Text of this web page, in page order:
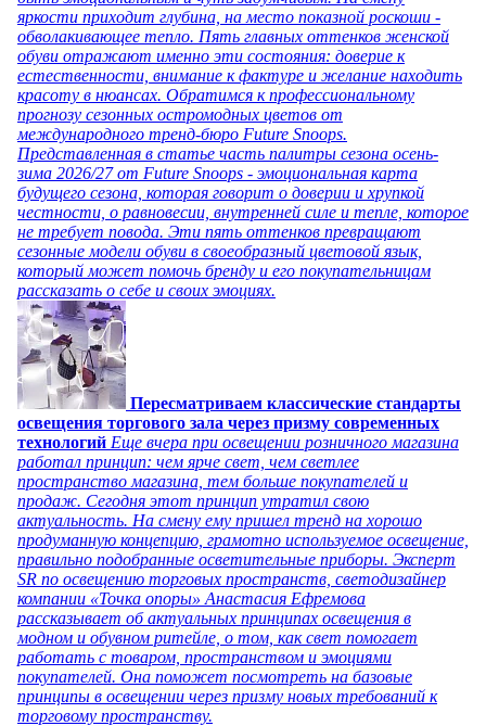
яркости приходит глубина, на место показной роскоши -
обволакивающее тепло. Пять главных оттенков женской
обуви отражают именно эти состояния: доверие к
естественности, внимание к фактуре и желание находить
красоту в нюансах. Обратимся к профессиональному
прогнозу сезонных остромодных цветов от
международного тренд-бюро Future Snoops.
Представленная в статье часть палитры сезона осень-
зима 2026/27 от Future Snoops - эмоциональная карта
будущего сезона, которая говорит о доверии и хрупкой
честности, о равновесии, внутренней силе и тепле, которое
не требует повода. Эти пять оттенков превращают
сезонные модели обуви в своеобразный цветовой язык,
который может помочь бренду и его покупательницам
рассказать о себе и своих эмоциях.
Пересматриваем классические стандарты
освещения торгового зала через призму современных
технологий Еще вчера при освещении розничного магазина
работал принцип: чем ярче свет, чем светлее
пространство магазина, тем больше покупателей и
продаж. Сегодня этот принцип утратил свою
актуальность. На смену ему пришел тренд на хорошо
продуманную концепцию, грамотно используемое освещение,
правильно подобранные осветительные приборы. Эксперт
SR по освещению торговых пространств, светодизайнер
компании «Точка опоры» Анастасия Ефремова
рассказывает об актуальных принципах освещения в
модном и обувном ритейле, о том, как свет помогает
работать с товаром, пространством и эмоциями
покупателей. Она поможет посмотреть на базовые
принципы в освещении через призму новых требований к
торговому пространству.